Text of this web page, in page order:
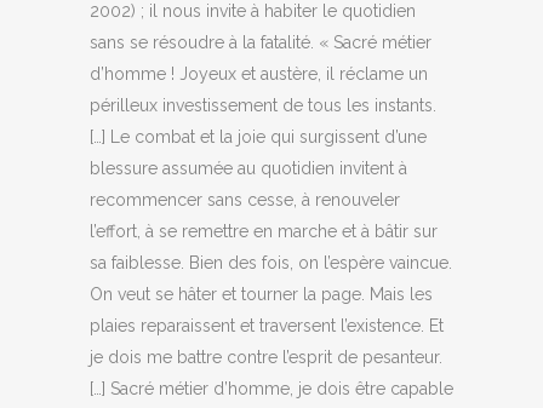
2002) ; il nous invite à habiter le quotidien
sans se résoudre à la fatalité. « Sacré métier
d’homme ! Joyeux et austère, il réclame un
périlleux investissement de tous les instants.
[…] Le combat et la joie qui surgissent d’une
blessure assumée au quotidien invitent à
recommencer sans cesse, à renouveler
l’effort, à se remettre en marche et à bâtir sur
sa faiblesse. Bien des fois, on l’espère vaincue.
On veut se hâter et tourner la page. Mais les
plaies reparaissent et traversent l’existence. Et
je dois me battre contre l’esprit de pesanteur.
[…] Sacré métier d’homme, je dois être capable